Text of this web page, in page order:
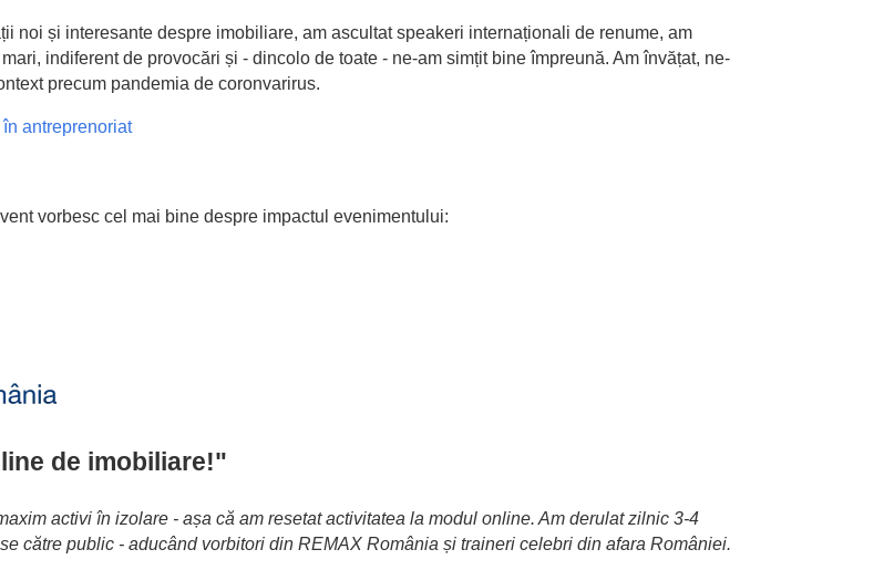
noi și interesante despre imobiliare, am ascultat speakeri internaționali de renume, am
indiferent de provocări și - dincolo de toate - ne-am simțit bine împreună. Am învățat, ne-
precum pandemia de coronvarirus.
antreprenoriat
vorbesc cel mai bine despre impactul evenimentului:
de imobiliare!"
activi în izolare - așa că am resetat activitatea la modul online. Am derulat zilnic 3-4
către public - aducând vorbitori din REMAX România și traineri celebri din afara României.